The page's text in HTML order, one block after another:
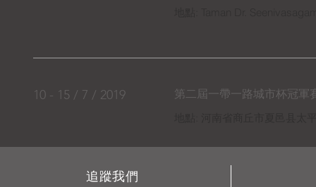
10 - 15 / 7 / 2019
第二屆一帶一路城市杯冠軍
追蹤我們